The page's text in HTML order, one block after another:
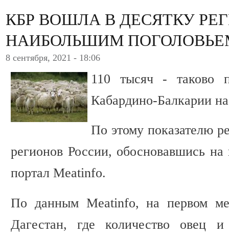
КБР ВОШЛА В ДЕСЯТКУ
НАИБОЛЬШИМ
8 сентября, 2021 - 18:06
110 тысяч - таково
Кабардино-Балкарии
По этому показателю
регионов России, обосновавшись
портал Meatinfo.
По данным Meatinfo, на первом
Дагестан, где количество овец